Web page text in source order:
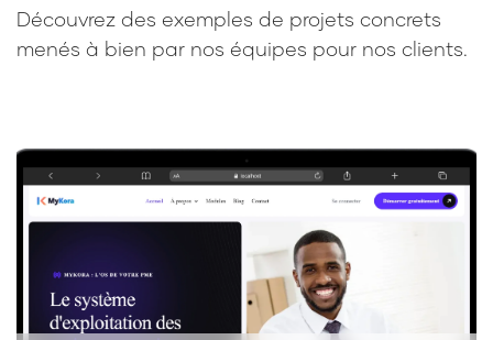
Découvrez des exemples de projets concrets
menés à bien par nos équipes pour nos clients.